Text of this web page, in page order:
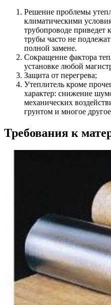
Решение проблемы
климатическими
трубопроводе приведет
трубы часто не
полной замене.
Сокращение фактора
установке любой
Защита от перегрева;
Утеплитель кроме
характер: снижение
механических
грунтом и многое
Требования к